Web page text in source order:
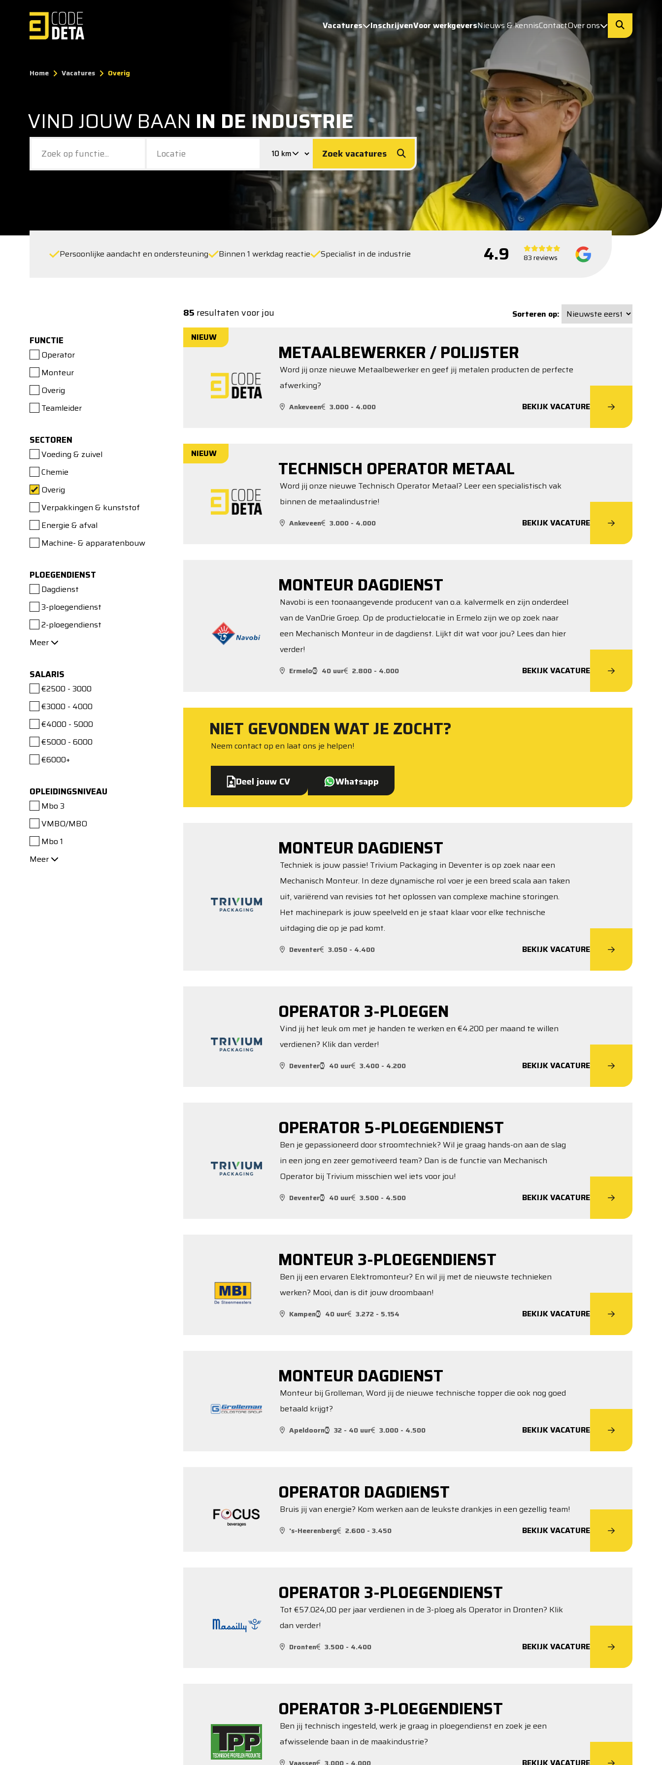
Vacatures InschrijvenVoor werkgeversNieuws & kennisContactOver ons
Home Vacatures Overig
VIND JOUW BAAN IN DE INDUSTRIE
Zoek vacatures
Persoonlijke aandacht en ondersteuning Binnen 1 werkdag reactie Specialist in de industrie 4.9 83 reviews
FUNCTIE
Operator
Monteur
Overig
Teamleider
SECTOREN
Voeding & zuivel
Chemie
Overig
Verpakkingen & kunststof
Energie & afval
Machine- & apparatenbouw
PLOEGENDIENST
Dagdienst
3-ploegendienst
2-ploegendienst
Meer
SALARIS
€2500 - 3000
€3000 - 4000
€4000 - 5000
€5000 - 6000
€6000+
OPLEIDINGSNIVEAU
Mbo 3
VMBO/MBO
Mbo 1
Meer
85 resultaten voor jou
Sorteren op:
NIEUW
METAALBEWERKER / POLIJSTER
Word jij onze nieuwe Metaalbewerker en geef jij metalen producten de perfecte
afwerking?
Ankeveen 3.000 - 4.000 BEKIJK VACATURE
NIEUW
TECHNISCH OPERATOR METAAL
Word jij onze nieuwe Technisch Operator Metaal? Leer een specialistisch vak
binnen de metaalindustrie!
Ankeveen 3.000 - 4.000 BEKIJK VACATURE
MONTEUR DAGDIENST
Navobi is een toonaangevende producent van o.a. kalvermelk en zijn onderdeel
van de VanDrie Groep. Op de productielocatie in Ermelo zijn we op zoek naar
een Mechanisch Monteur in de dagdienst. Lijkt dit wat voor jou? Lees dan hier
verder!
Ermelo 40 uur 2.800 - 4.000 BEKIJK VACATURE
NIET GEVONDEN WAT JE ZOCHT?
Neem contact op en laat ons je helpen!
Deel jouw CV Whatsapp
MONTEUR DAGDIENST
Techniek is jouw passie! Trivium Packaging in Deventer is op zoek naar een
Mechanisch Monteur. In deze dynamische rol voer je een breed scala aan taken
uit, variërend van revisies tot het oplossen van complexe machine storingen.
Het machinepark is jouw speelveld en je staat klaar voor elke technische
uitdaging die op je pad komt.
Deventer 3.050 - 4.400 BEKIJK VACATURE
OPERATOR 3-PLOEGEN
Vind jij het leuk om met je handen te werken en €4.200 per maand te willen
verdienen? Klik dan verder!
Deventer 40 uur 3.400 - 4.200 BEKIJK VACATURE
OPERATOR 5-PLOEGENDIENST
Ben je gepassioneerd door stroomtechniek? Wil je graag hands-on aan de slag
in een jong en zeer gemotiveerd team? Dan is de functie van Mechanisch
Operator bij Trivium misschien wel iets voor jou!
Deventer 40 uur 3.500 - 4.500 BEKIJK VACATURE
MONTEUR 3-PLOEGENDIENST
Ben jij een ervaren Elektromonteur? En wil jij met de nieuwste technieken
werken? Mooi, dan is dit jouw droombaan!
Kampen 40 uur 3.272 - 5.154 BEKIJK VACATURE
MONTEUR DAGDIENST
Monteur bij Grolleman, Word jij de nieuwe technische topper die ook nog goed
betaald krijgt?
Apeldoorn 32 - 40 uur 3.000 - 4.500 BEKIJK VACATURE
OPERATOR DAGDIENST
Bruis jij van energie? Kom werken aan de leukste drankjes in een gezellig team!
's-Heerenberg 2.600 - 3.450 BEKIJK VACATURE
OPERATOR 3-PLOEGENDIENST
Tot €57.024,00 per jaar verdienen in de 3-ploeg als Operator in Dronten? Klik
dan verder!
Dronten 3.500 - 4.400 BEKIJK VACATURE
OPERATOR 3-PLOEGENDIENST
Ben jij technisch ingesteld, werk je graag in ploegendienst en zoek je een
afwisselende baan in de maakindustrie?
Vaassen 3.000 - 4.000